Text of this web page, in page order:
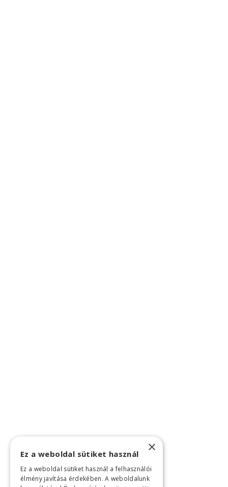
×
Ez a weboldal sütiket használ
Ez a weboldal sütiket használ a felhasználói
élmény javítása érdekében. A weboldalunk